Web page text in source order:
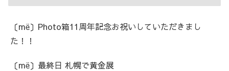
〔më〕Photo箱11周年記念お祝いしていただきまし
た！！
〔më〕最終日 札幌で黄金展